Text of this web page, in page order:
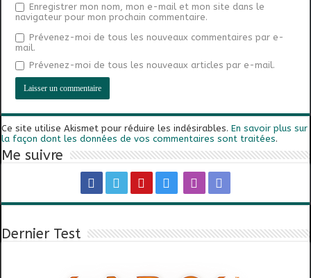
Enregistrer mon nom, mon e-mail et mon site dans le
navigateur pour mon prochain commentaire.
Prévenez-moi de tous les nouveaux commentaires par e-
mail.
Prévenez-moi de tous les nouveaux articles par e-mail.
Ce site utilise Akismet pour réduire les indésirables.En savoir plus sur
la façon dont les données de vos commentaires sont traitées.
Me suivre
Dernier Test